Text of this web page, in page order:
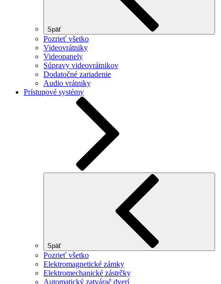
Späť
Pozrieť všetko
Videovrátniky
Videopanely
Súpravy videovrátnikov
Dodatočné zariadenie
Audio vrátniky
Prístupové systémy
Späť
Pozrieť všetko
Elektromagnetické zámky
Elektromechanické zástrčky
Automatický zatvárač dverí